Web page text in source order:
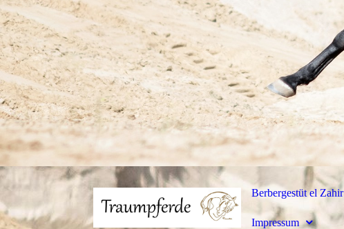
Berbergestüt el Zahir
Impressum